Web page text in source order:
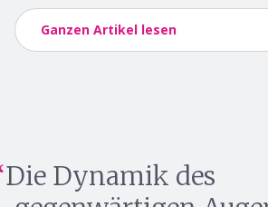
Ganzen Artikel lesen
Die Dynamik des